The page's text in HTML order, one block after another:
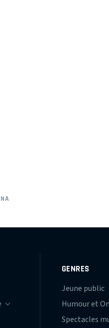
GENRES
Jeune public
Humour et
Spectacles